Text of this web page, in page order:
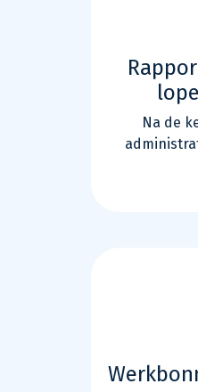
Na de